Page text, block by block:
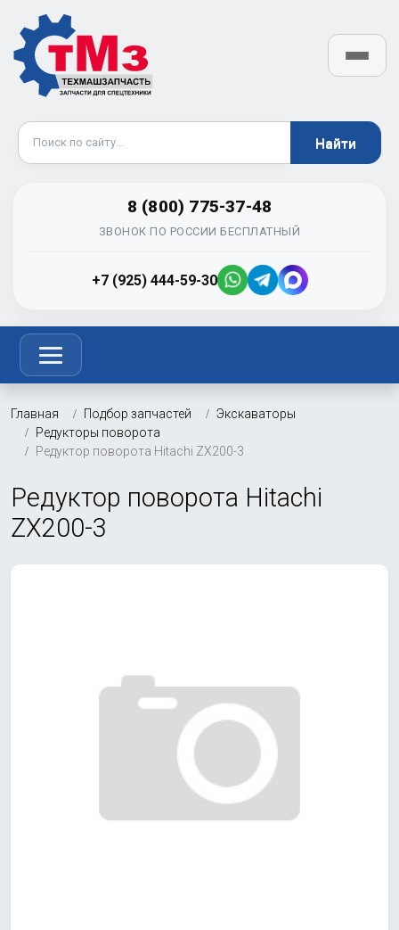
8 (800) 775-37-48
ЗВОНОК ПО РОССИИ БЕСПЛАТНЫЙ
+7 (925) 444-59-30
Главная Подбор запчастей
Экскаваторы
Редукторы поворота
Редуктор поворота Hitachi ZX200-3
Редуктор поворота Hitachi
ZX200-3